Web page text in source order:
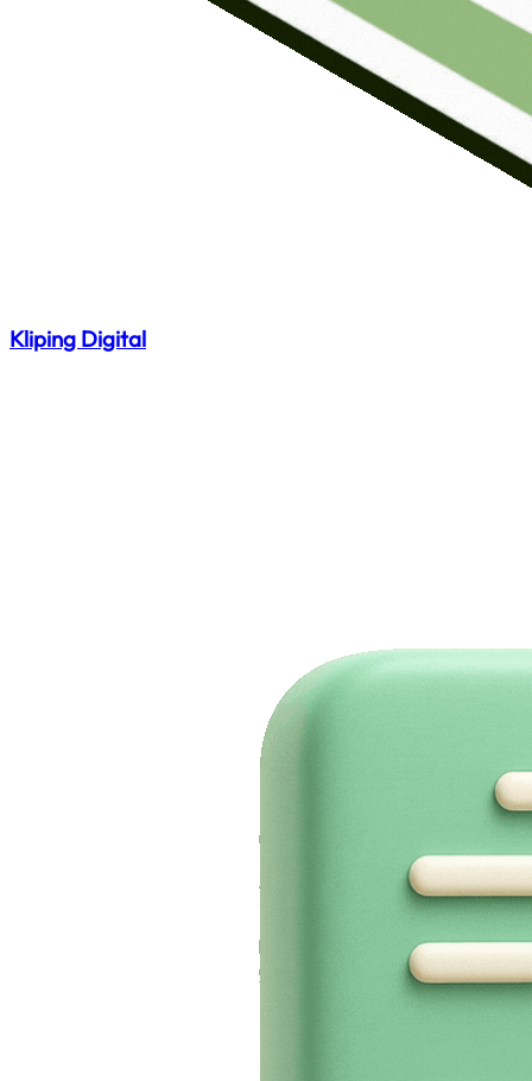
Kliping Digital